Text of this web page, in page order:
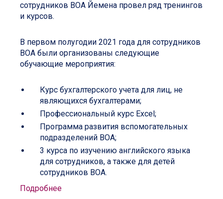
сотрудников ВОА Йемена провел ряд тренингов
и курсов.
В первом полугодии 2021 года для сотрудников
ВОА были организованы следующие
обучающие мероприятия:
Курс бухгалтерского учета для лиц, не
являющихся бухгалтерами;
Профессиональный курс Excel;
Программа развития вспомогательных
подразделений ВОА;
3 курса по изучению английского языка
для сотрудников, а также для детей
сотрудников ВОА.
Подробнее